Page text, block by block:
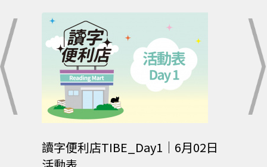
讀字便利店TIBE_Day1｜6月02日